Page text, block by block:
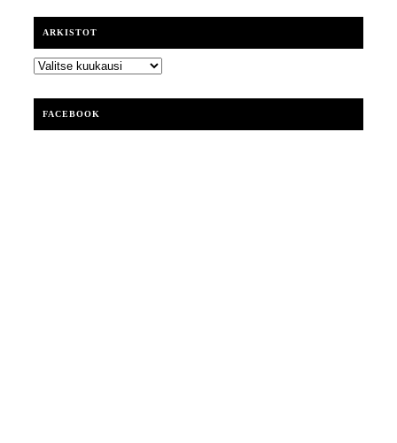
ARKISTOT
ARKISTOT
FACEBOOK